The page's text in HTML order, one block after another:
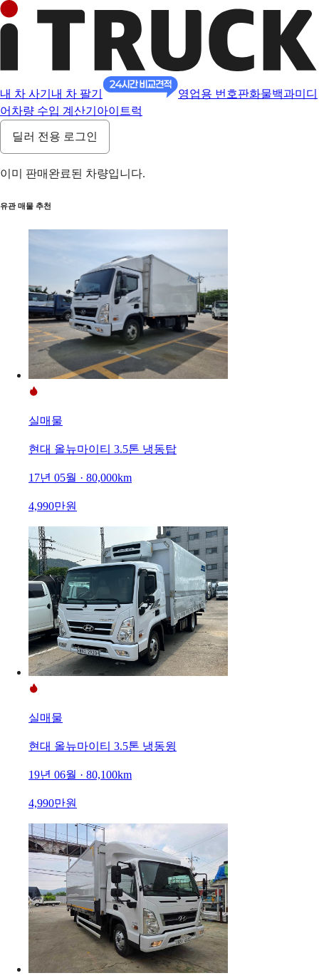
내 차 사기 내 차 팔기 영업용 번호판화물백과미디
어 차량 수입 계산기 아이트럭
딜러 전용 로그인
이미 판매완료된 차량입니다.
유관 매물 추천
실매물
현대 올뉴마이티 3.5톤 냉동탑
17년 05월 · 80,000km
4,990만원
실매물
현대 올뉴마이티 3.5톤 냉동윙
19년 06월 · 80,100km
4,990만원